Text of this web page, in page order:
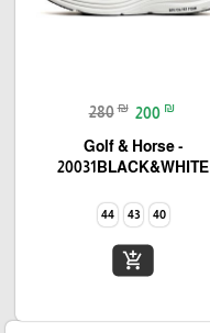
280 ₪ 200 ₪
Golf & Horse -
20031BLACK&WHITE
40
43
44
add_shopping_cart